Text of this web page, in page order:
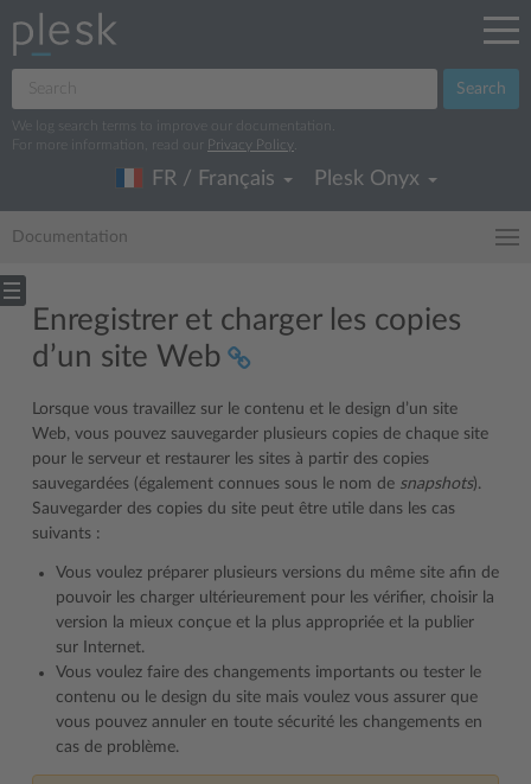
Search
We log search terms to improve our documentation.
For more information, read our
Privacy Policy
FR / Français Plesk Onyx
Documentation
Enregistrer et charger les copies
d’un site Web
Lorsque vous travaillez sur le contenu et le design d’un site
Web, vous pouvez sauvegarder plusieurs copies de chaque site
pour le serveur et restaurer les sites à partir des copies
sauvegardées (également connues sous le nom de snapshots).
Sauvegarder des copies du site peut être utile dans les cas
suivants :
Vous voulez préparer plusieurs versions du même site afin de
pouvoir les charger ultérieurement pour les vérifier, choisir la
version la mieux conçue et la plus appropriée et la publier
sur Internet.
Vous voulez faire des changements importants ou tester le
contenu ou le design du site mais voulez vous assurer que
vous pouvez annuler en toute sécurité les changements en
cas de problème.